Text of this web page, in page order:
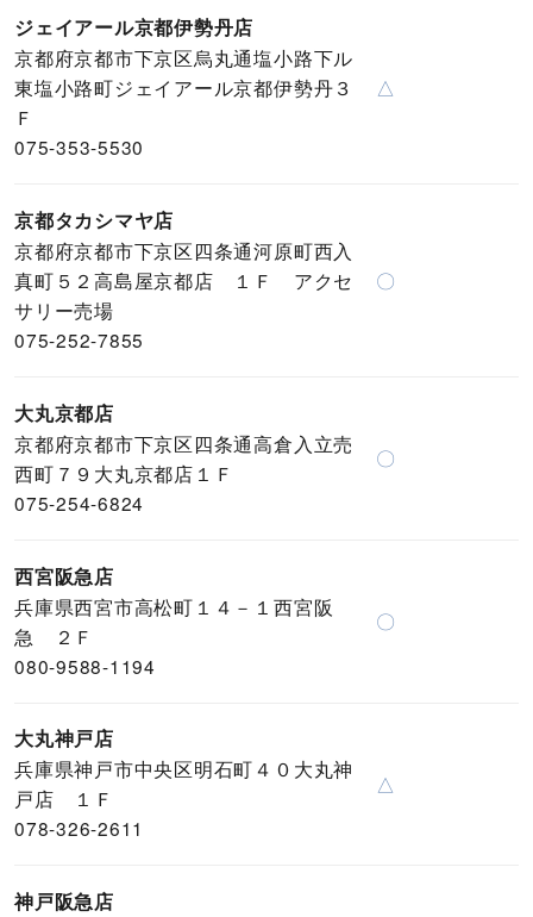
ジェイアール京都伊勢丹店
京都府京都市下京区烏丸通塩小路下ル
東塩小路町ジェイアール京都伊勢丹３
Ｆ
075-353-5530
△
京都タカシマヤ店
京都府京都市下京区四条通河原町西入
真町５２高島屋京都店 １Ｆ アクセ
サリー売場
075-252-7855
〇
大丸京都店
京都府京都市下京区四条通高倉入立売
西町７９大丸京都店１Ｆ
075-254-6824
〇
西宮阪急店
兵庫県西宮市高松町１４－１西宮阪
急 ２Ｆ
080-9588-1194
〇
大丸神戸店
兵庫県神戸市中央区明石町４０大丸神
戸店 １Ｆ
078-326-2611
△
神戸阪急店